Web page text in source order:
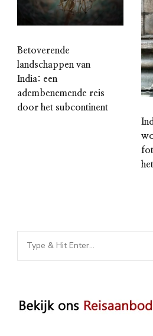
Betoverende
landschappen van
India: een
adembenemende reis
door het subcontinent
Looking
for